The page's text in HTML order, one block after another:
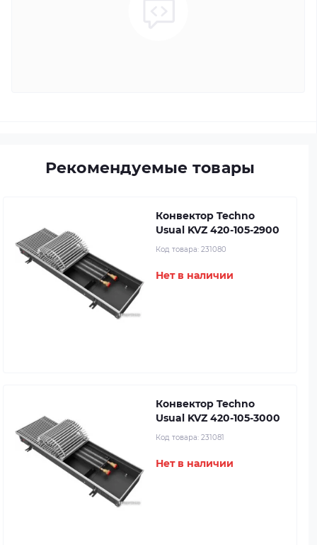
Рекомендуемые товары
Конвектор Techno
Usual KVZ 420-105-2900
Код товара: 231080
Нет в наличии
Конвектор Techno
Usual KVZ 420-105-3000
Код товара: 231081
Нет в наличии